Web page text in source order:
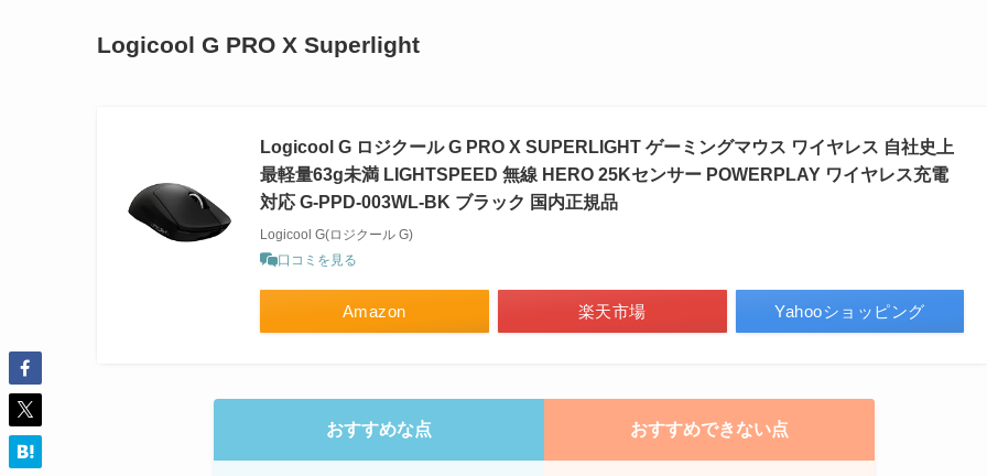
Logicool G PRO X Superlight
Logicool G ロジクール G PRO X SUPERLIGHT ゲーミングマウス ワイヤレス 自社史上
最軽量63g未満 LIGHTSPEED 無線 HERO 25Kセンサー POWERPLAY ワイヤレス充電
対応 G-PPD-003WL-BK ブラック 国内正規品
Logicool G(ロジクール G)
口コミを見る
Amazon 楽天市場 Yahooショッピング
おすすめな点 おすすめできない点